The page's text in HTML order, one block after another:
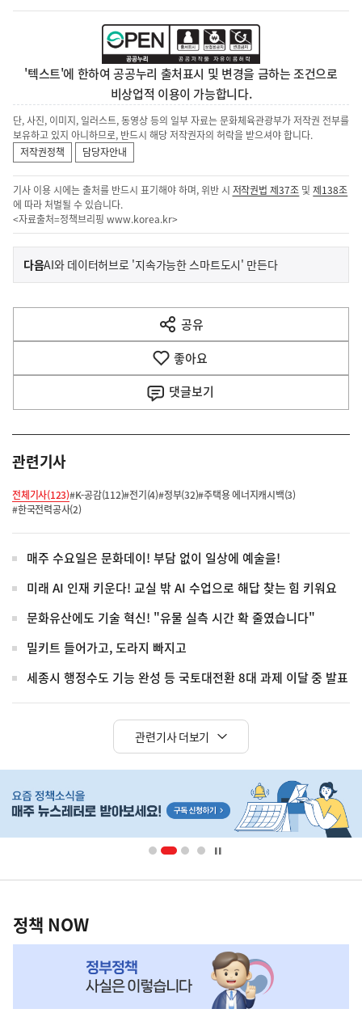
'텍스트'에 한하여 공공누리 출처표시 및 변경을 금하는 조건으로
비상업적 이용이 가능합니다.
단, 사진, 이미지, 일러스트, 동영상 등의 일부 자료는 문화체육관광부가 저작권 전부를
보유하고 있지 아니하므로, 반드시 해당 저작권자의 허락을 받으셔야 합니다.
저작권정책
담당자안내
기사 이용 시에는 출처를 반드시 표기해야 하며, 위반 시 저작권법 제37조 및제138조
에 따라 처벌될 수 있습니다.
<자료출처=정책브리핑 www.korea.kr>
이
전
다
음
다음기
사
AI와 데이터허브로 '지속가능한 스마트도시' 만든다
공유
열
기
좋아요
댓글보기
관련기사
전체기사(123)#K-공감(112)#전기(4)#정부(32)#주택용 에너지캐시백(3)
#한국전력공사(2)
매주 수요일은 문화데이! 부담 없이 일상에 예술을!
미래 AI 인재 키운다! 교실 밖 AI 수업으로 해답 찾는 힘 키워요
문화유산에도 기술 혁신! "유물 실측 시간 확 줄였습니다"
밀키트 들어가고, 도라지 빠지고
세종시 행정수도 기능 완성 등 국토대전환 8대 과제 이달 중 발표
관련기사 더보기
단
영
책
NOW,
정책 NOW